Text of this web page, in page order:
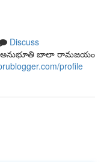
Discuss
అనుభూతి బాలా రామజయం
profile